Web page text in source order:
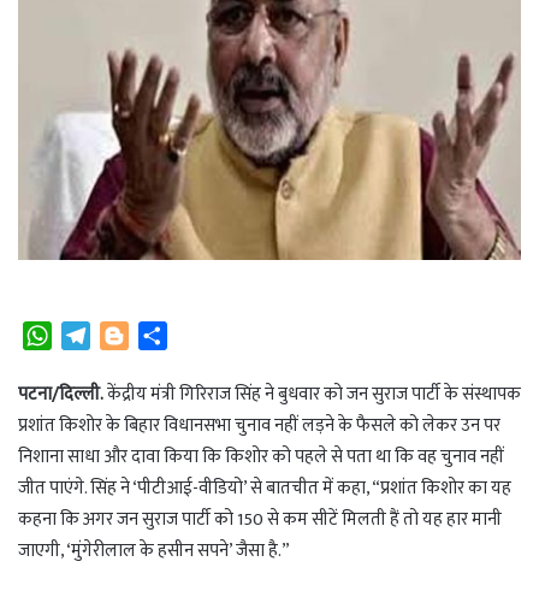
W
a
t
s
A
p
p
T
l
e
g
r
a
m
B
o
g
g
e
r
a
r
e
पटना/दिल्ली.केंद्रीय मंत्री गिरिराज सिंह ने बुधवार को जन सुराज पार्टी के संस्थापक
प्रशांत किशोर के बिहार विधानसभा चुनाव नहीं लड़ने के फैसले को लेकर उन पर
निशाना साधा और दावा किया कि किशोर को पहले से पता था कि वह चुनाव नहीं
जीत पाएंगे. सिंह ने ‘पीटीआई-वीडियो’ से बातचीत में कहा, “प्रशांत किशोर का यह
कहना कि अगर जन सुराज पार्टी को 150 से कम सीटें मिलती हैं तो यह हार मानी
जाएगी, ‘मुंगेरीलाल के हसीन सपने’ जैसा है.”